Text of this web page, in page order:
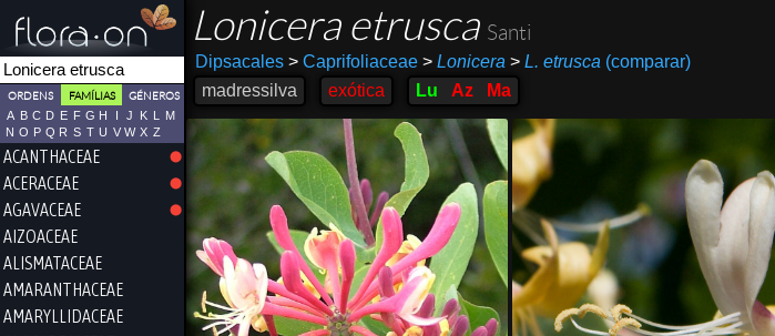
ORDENS FAMÍLIAS GÉNEROS
A B C D E F G H I J K L
M
N O P Q R S T U V W X Z
ACANTHACEAE
ACERACEAE
AGAVACEAE
AIZOACEAE
ALISMATACEAE
AMARANTHACEAE
AMARYLLIDACEAE
Lonicera etrusca Santi
Dipsacales >Caprifoliaceae > Lonicera > L. etrusca (comparar)
madressilva
exótica Lu Az Ma